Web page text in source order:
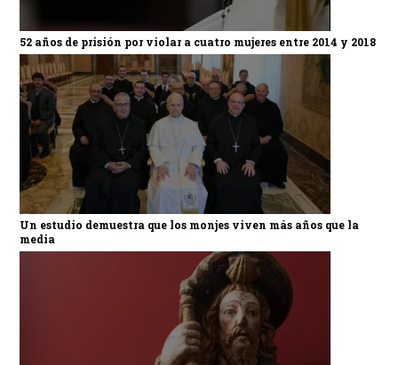
52 años de prisión por violar a cuatro mujeres entre 2014 y 2018
Un estudio demuestra que los monjes viven más años que la
media